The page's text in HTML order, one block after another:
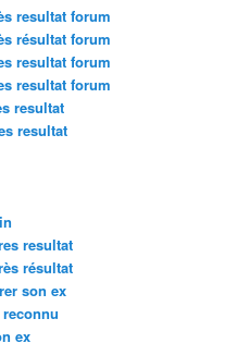
resultat forum
résultat forum
resultat forum
resultat forum
resultat
resultat
resultat
résultat
son ex
ex